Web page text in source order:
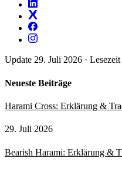
Update 29. Juli 2026 ·
Neueste Beiträge
Harami Cross: Erklärung &
29. Juli 2026
Bearish Harami: Erklärung &